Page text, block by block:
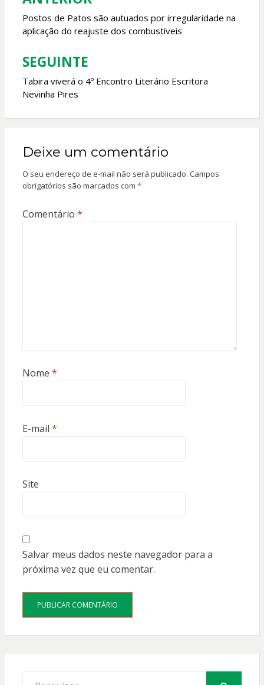
k p
de
Post
Postos de Patos são autuados por irregularidade na
aplicação do reajuste dos combustíveis
SEGUINTE
Tabira viverá o 4º Encontro Literário Escritora
Nevinha Pires
Deixe um comentário
O seu endereço de e-mail não será publicado. Campos
obrigatórios são marcados com *
Comentário *
Nome *
E-mail *
Site
Salvar meus dados neste navegador para a
próxima vez que eu comentar.